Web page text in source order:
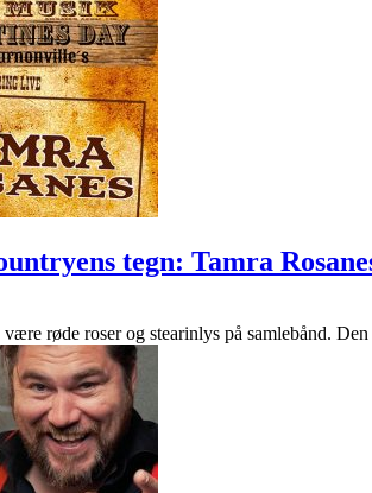
tegn: Tamra
røde roser og stearinlys på samlebånd.